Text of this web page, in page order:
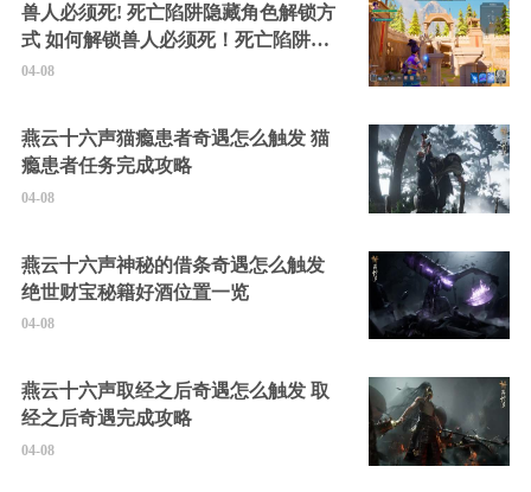
兽人必须死! 死亡陷阱隐藏角色解锁方
式 如何解锁兽人必须死！死亡陷阱中
的隐藏角色
04-08
燕云十六声猫瘾患者奇遇怎么触发 猫
瘾患者任务完成攻略
04-08
燕云十六声神秘的借条奇遇怎么触发
绝世财宝秘籍好酒位置一览
04-08
燕云十六声取经之后奇遇怎么触发 取
经之后奇遇完成攻略
04-08